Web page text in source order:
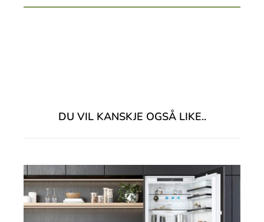
DU VIL KANSKJE OGSÅ LIKE..